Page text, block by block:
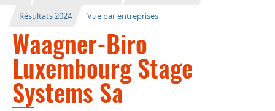
Résultats 2024
Vue par entreprises
Waagner-Biro
Luxembourg Stage
Systems Sa